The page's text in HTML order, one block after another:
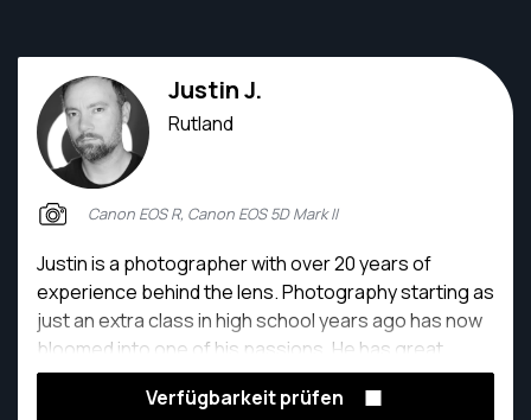
Justin J.
Rutland
Canon EOS R, Canon EOS 5D Mark II
Justin is a photographer with over 20 years of
experience behind the lens. Photography starting as
just an extra class in high school years ago has now
bloomed into one of his passions. He has great
attention to detail which derives from his experience
as a graphic designer.Verfügbarkeit prüfen